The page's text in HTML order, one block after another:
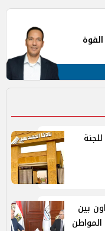
بين
المواطن